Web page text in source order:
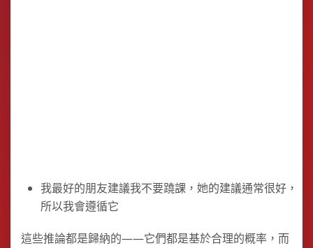
我最好的朋友建議我不要蹺課，她的建議通常很好，
所以我會遵循它
這些推論都是歸納的——它們都是基於合理的概率，而